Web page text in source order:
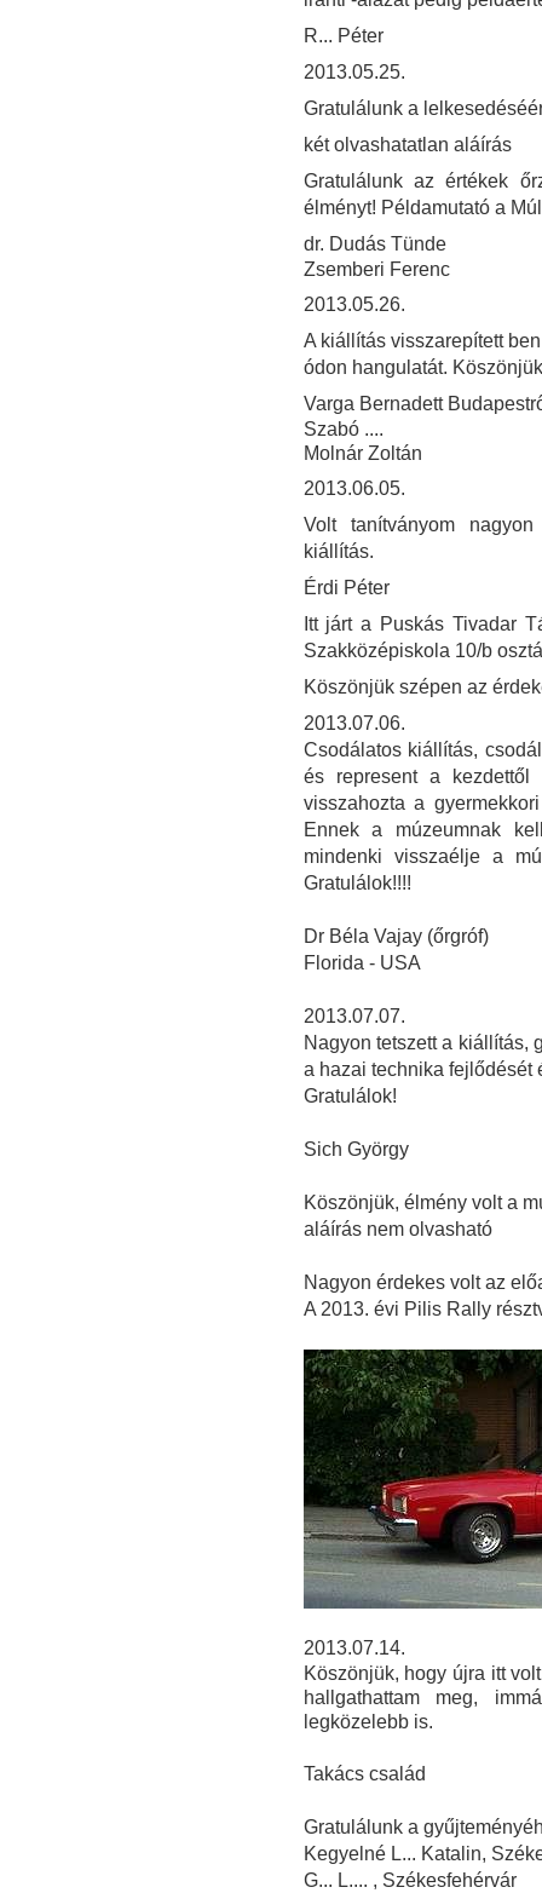
R... Péter
2013.05.25.
Gratulálunk a
két olvashatatlan aláírás
Gratulálunk az értékek
élményt! Példamutató a
dr. Dudás Tünde
Zsemberi Ferenc
2013.05.26.
A kiállítás visszarepített
ódon hangulatát.
Varga Bernadett
Szabó ....
Molnár Zoltán
2013.06.05.
Volt tanítványom
kiállítás.
Érdi Péter
Itt járt a Puskás Tivadar
Szakközépiskola 10/b
Köszönjük szépen az
2013.07.06.
Csodálatos kiállítás,
és represent a
visszahozta a
Ennek a múzeumnak
mindenki visszaélje a
Gratulálok!!!!
Dr Béla Vajay (őrgróf)
Florida - USA
2013.07.07.
Nagyon tetszett a kiállítás,
a hazai technika fejlődését
Gratulálok!
Sich György
Köszönjük, élmény volt a
aláírás nem olvasható
Nagyon érdekes volt az
A 2013. évi Pilis Rally
2013.07.14.
Köszönjük, hogy újra itt
hallgathattam meg,
legközelebb is.
Takács család
Gratulálunk a
Kegyelné L... Katalin,
G... L.... , Székesfehérvár